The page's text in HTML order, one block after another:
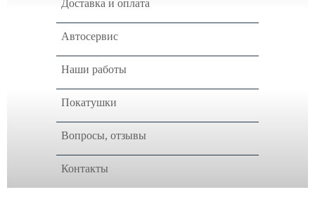
Доставка и оплата
Автосервис
Наши работы
Покатушки
Вопросы, отзывы
Контакты